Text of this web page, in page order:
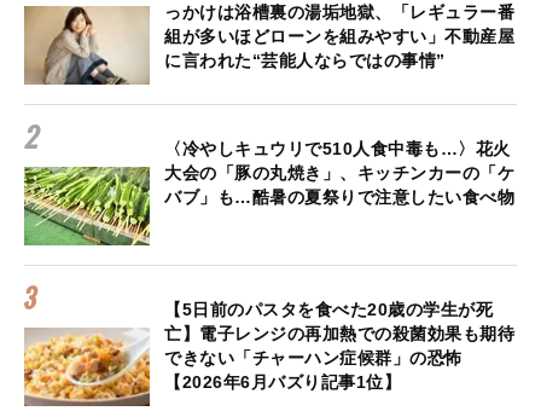
っかけは浴槽裏の湯垢地獄、「レギュラー番
組が多いほどローンを組みやすい」不動産屋
に言われた“芸能人ならではの事情”
〈冷やしキュウリで510人食中毒も…〉花火
大会の「豚の丸焼き」、キッチンカーの「ケ
バブ」も…酷暑の夏祭りで注意したい食べ物
【5日前のパスタを食べた20歳の学生が死
亡】電子レンジの再加熱での殺菌効果も期待
できない「チャーハン症候群」の恐怖
【2026年6月バズり記事1位】